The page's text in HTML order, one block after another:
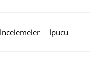
İncelemeler İpucu